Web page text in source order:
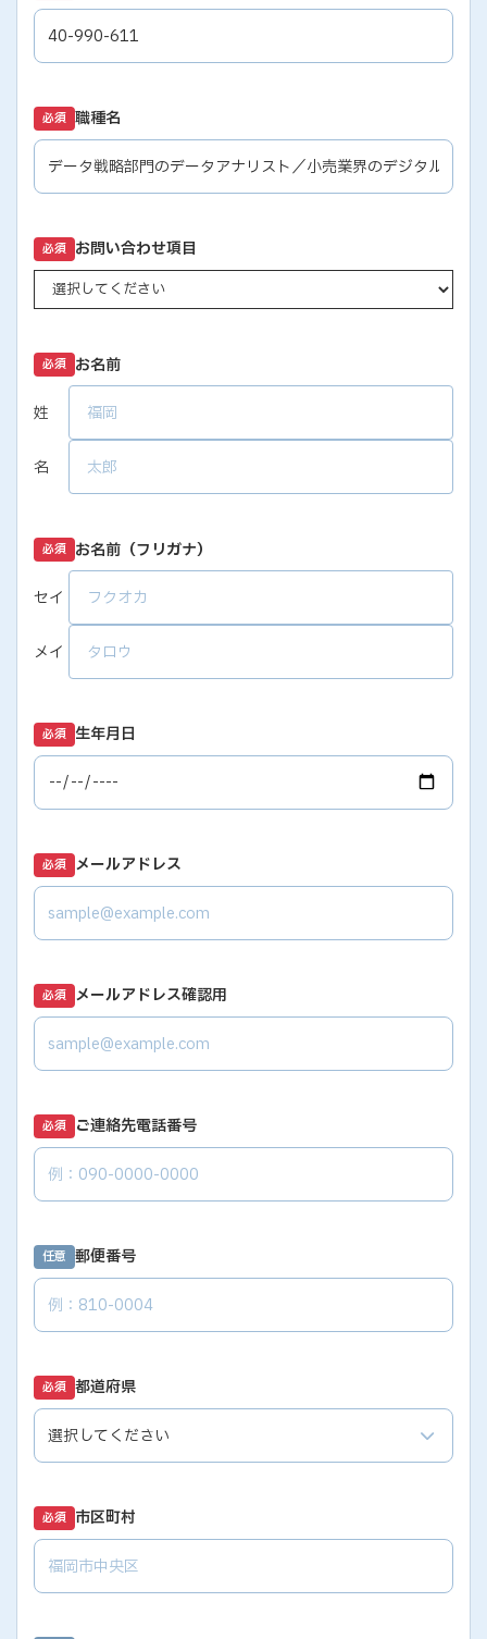
必須 職種名
必須 お問い合わせ項目
必須 お名前
姓
名
必須 お名前（フリガナ）
セイ
メイ
必須 生年月日
必須 メールアドレス
必須 メールアドレス確認用
必須 ご連絡先電話番号
任意 郵便番号
必須 都道府県
必須 市区町村